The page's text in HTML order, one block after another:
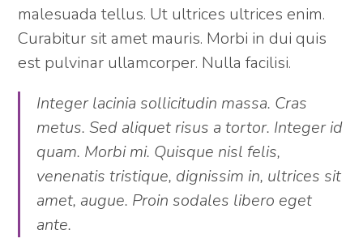
malesuada tellus. Ut ultrices ultrices enim.
Curabitur sit amet mauris. Morbi in dui quis
est pulvinar ullamcorper. Nulla facilisi.
Integer lacinia sollicitudin massa. Cras
metus. Sed aliquet risus a tortor. Integer id
quam. Morbi mi. Quisque nisl felis,
venenatis tristique, dignissim in, ultrices sit
amet, augue. Proin sodales libero eget
ante.